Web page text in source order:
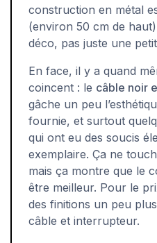
construction en métal
(environ 50 cm de
déco, pas juste une
En face, il y a quand
coincent : le câble noir
gâche un peu
fournie, et surtout
qui ont eu des soucis
exemplaire. Ça ne
mais ça montre que le
être meilleur. Pour le
des finitions un peu
câble et interrupteur.